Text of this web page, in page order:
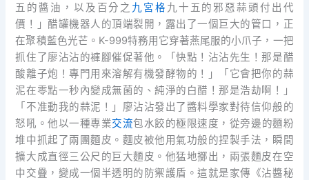
五的醬油，以及百分之 九宮格 九十五的邪惡蒜頭付出代
價！」醋罐機器人的頂端裂開，露出了一個巨大的管口，正
在聚積藍色光芒。K-999特務用它穿著燕尾服的小爪子，一把
抓住了廖沾沾的褲腳催促著他。「快點！沾沾先生！那是醋
酸離子炮！專門用來溶解有機發酵物的！」「它會把你的蒜
泥在零點一秒內變成無菌的、純淨的白醋！那是浩劫啊！」
「不准動我的蒜泥！」廖沾沾發出了醬料學家對待信仰般的
怒吼。他以一種專業交流包水餃的極限速度，從旁邊的麵粉
堆中抓起了兩團麵皮。麵皮被他用氣功般的捏製手法，瞬間
擴大成直徑三公尺的巨大麵皮。他猛地擲出，兩張麵皮在空
中交疊，變成一個半透明的防禦護盾。這就是家傳《沾醬秘